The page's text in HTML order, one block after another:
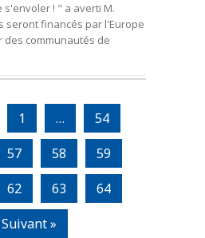
! " a averti M.
seront financés par l'Europe
des communautés de
1 …
54
57 58
59
62 63
64
Suivant »